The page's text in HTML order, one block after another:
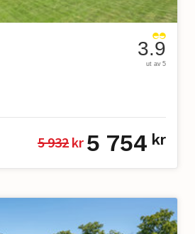
3.9
ut av 5
5 932 kr 5 754 kr